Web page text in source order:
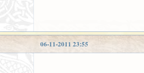
06-11-2011 23:55